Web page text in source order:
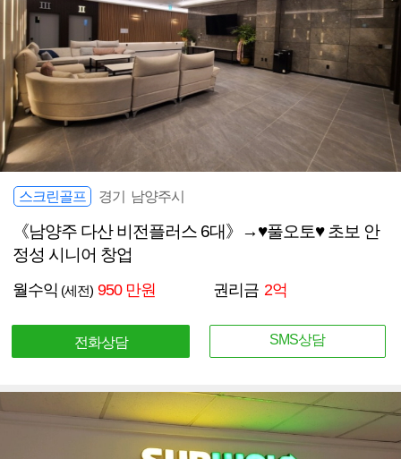
스크린골프 경기 남양주시
《남양주 다산 비전플러스 6대》→♥풀오토♥ 초보 안
정성 시니어 창업
월수익 (세전) 950 만원 권리금 2억
전화상담 SMS상담